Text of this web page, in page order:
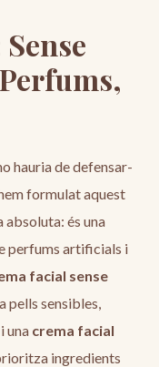
hauria de defensar-
formulat aquest
és una
perfums artificials i
facial sense
pells sensibles,
una crema facial
ingredients